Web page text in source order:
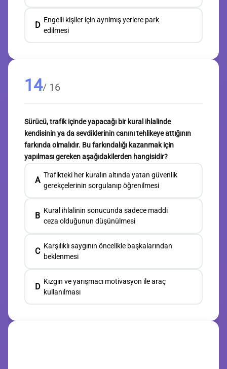
D
Engelli kişiler için ayrılmış yerlere park
edilmesi
14/ 16
Sürücü, trafik içinde yapacağı bir kural ihlalinde
kendisinin ya da sevdiklerinin canını tehlikeye attığının
farkında olmalıdır. Bu farkındalığı kazanmak için
yapılması gereken aşağıdakilerden hangisidir?
A
Trafikteki her kuralın altında yatan güvenlik
gerekçelerinin sorgulanıp öğrenilmesi
B
Kural ihlalinin sonucunda sadece maddi
ceza olduğunun düşünülmesi
C
Karşılıklı saygının öncelikle başkalarından
beklenmesi
D
Kızgın ve yarışmacı motivasyon ile araç
kullanılması